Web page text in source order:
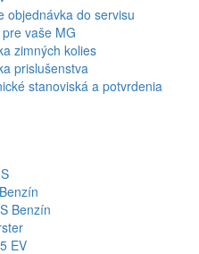
objednávka do servisu
vaše MG
zimných kolies
prislušenstva
stanoviská a potvrdenia
Benzín
EV